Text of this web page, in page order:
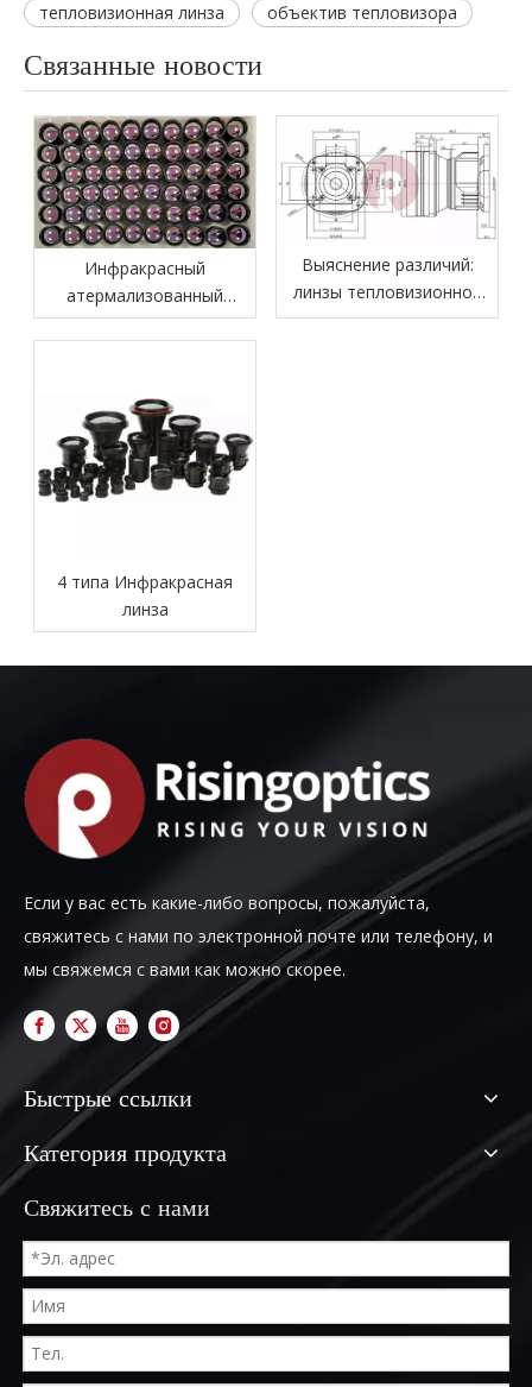
тепловизионная линза объектив тепловизора
Связанные новости
Инфракрасный
атермализованный
линза: прокладываю путь
Выяснение различий:
линзы тепловизионной
визуализации против
4 типа Инфракрасная
линза
Если у вас есть какие-либо вопросы, пожалуйста,
свяжитесь с нами по электронной почте или телефону, и
мы свяжемся с вами как можно скорее.
Быстрые ссылки
Категория продукта
Свяжитесь с нами